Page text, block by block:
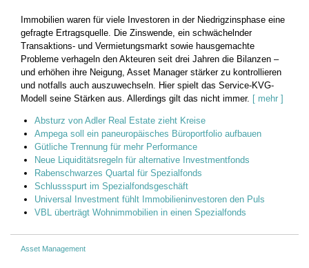
Immobilien waren für viele Investoren in der Niedrigzinsphase eine
gefragte Ertragsquelle. Die Zinswende, ein schwächelnder
Transaktions- und Vermietungsmarkt sowie hausgemachte
Probleme verhageln den Akteuren seit drei Jahren die Bilanzen –
und erhöhen ihre Neigung, Asset Manager stärker zu kontrollieren
und notfalls auch auszuwechseln. Hier spielt das Service-KVG-
Modell seine Stärken aus. Allerdings gilt das nicht immer. [ mehr ]
Absturz von Adler Real Estate zieht Kreise
Ampega soll ein paneuropäisches Büroportfolio aufbauen
Gütliche Trennung für mehr Performance
Neue Liquiditätsregeln für alternative Investmentfonds
Rabenschwarzes Quartal für Spezialfonds
Schlussspurt im Spezialfondsgeschäft
Universal Investment fühlt Immobilieninvestoren den Puls
VBL überträgt Wohnimmobilien in einen Spezialfonds
Asset Management